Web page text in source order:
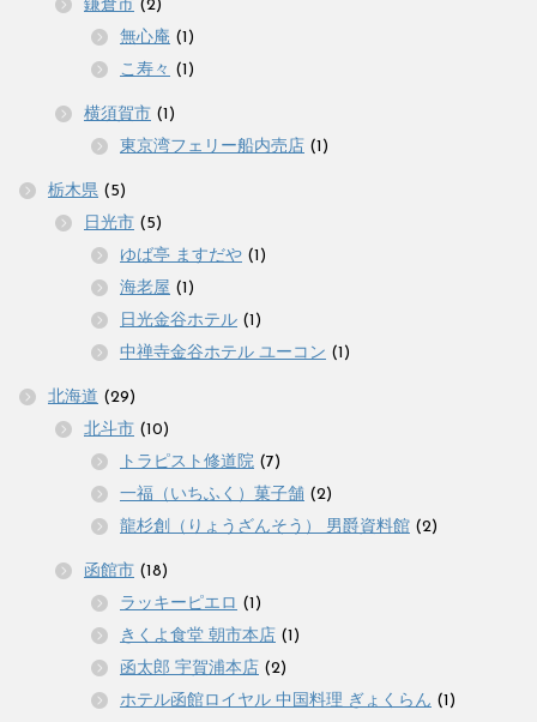
鎌倉市 (2)
無心庵 (1)
こ寿々 (1)
横須賀市 (1)
東京湾フェリー船内売店 (1)
栃木県 (5)
日光市 (5)
ゆば亭 ますだや (1)
海老屋 (1)
日光金谷ホテル (1)
中禅寺金谷ホテル ユーコン (1)
北海道 (29)
北斗市 (10)
トラピスト修道院 (7)
一福（いちふく）菓子舗 (2)
龍杉創（りょうざんそう） 男爵資料館 (2)
函館市 (18)
ラッキーピエロ (1)
きくよ食堂 朝市本店 (1)
函太郎 宇賀浦本店 (2)
ホテル函館ロイヤル 中国料理 ぎょくらん (1)